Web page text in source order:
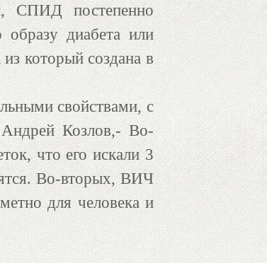
СПИД постепенно
диабета или
который создана в
свойствами, с
Андрей Козлов,- Во-
что его искали 3
Во-вторых, ВИЧ
для человека и